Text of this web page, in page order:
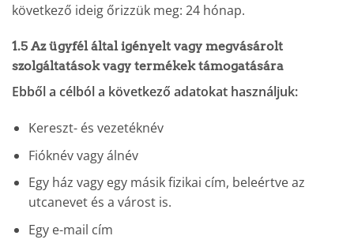
következő ideig őrizzük meg: 24 hónap.
1.5 Az ügyfél által igényelt vagy megvásárolt
szolgáltatások vagy termékek támogatására
Ebből a célból a következő adatokat használjuk:
Kereszt- és vezetéknév
Fióknév vagy álnév
Egy ház vagy egy másik fizikai cím, beleértve az
utcanevet és a várost is.
Egy e-mail cím